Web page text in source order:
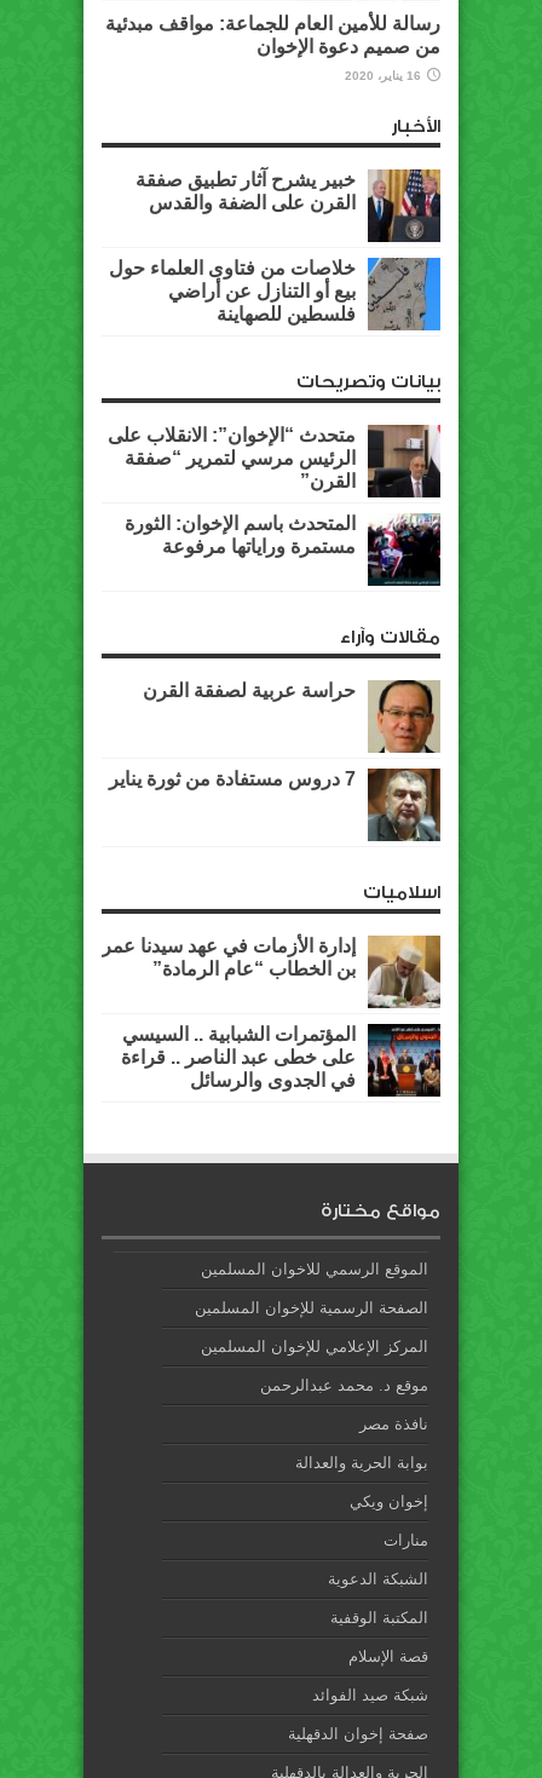
رسالة للأمين العام للجماعة: مواقف مبدئية
من صميم دعوة الإخوان
16 يناير، 2020
الأخبار
خبير يشرح آثار تطبيق صفقة
القرن على الضفة والقدس
خلاصات من فتاوى العلماء حول
بيع أو التنازل عن أراضي
فلسطين للصهاينة
بيانات وتصريحات
متحدث “الإخوان”: الانقلاب على
الرئيس مرسي لتمرير “صفقة
القرن”
المتحدث باسم الإخوان: الثورة
مستمرة وراياتها مرفوعة
مقالات وآراء
حراسة عربية لصفقة القرن
7 دروس مستفادة من ثورة يناير
اسلاميات
إدارة الأزمات في عهد سيدنا عمر
بن الخطاب “عام الرمادة”
المؤتمرات الشبابية .. السيسي
على خطى عبد الناصر .. قراءة
في الجدوى والرسائل
مواقع مختارة
الموقع الرسمي للاخوان المسلمين
الصفحة الرسمية للإخوان المسلمين
المركز الإعلامي للإخوان المسلمين
موقع د. محمد عبدالرحمن
نافذة مصر
بوابة الحرية والعدالة
إخوان ويكي
منارات
الشبكة الدعوية
المكتبة الوقفية
قصة الإسلام
شبكة صيد الفوائد
صفحة إخوان الدقهلية
الحرية والعدالة بالدقهلية